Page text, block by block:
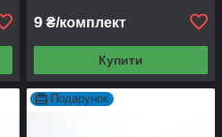
9 ₴/комплект
Купити
Подарунок